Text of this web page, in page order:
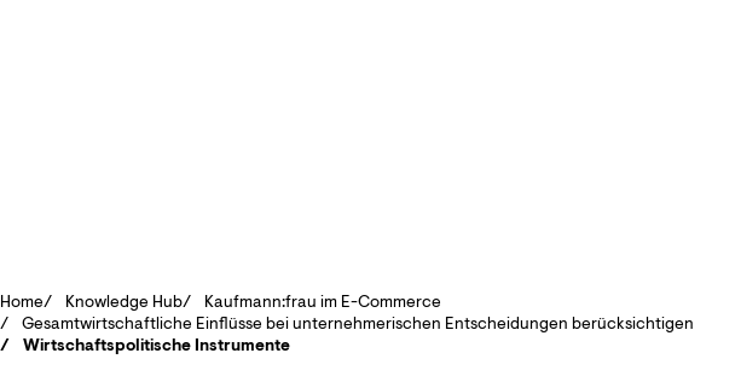
Home Knowledge Hub
Kaufmann:frau im E-Commerce
Gesamtwirtschaftliche Einflüsse bei unternehmerischen Entscheidungen berücksichtigen
Wirtschaftspolitische Instrumente